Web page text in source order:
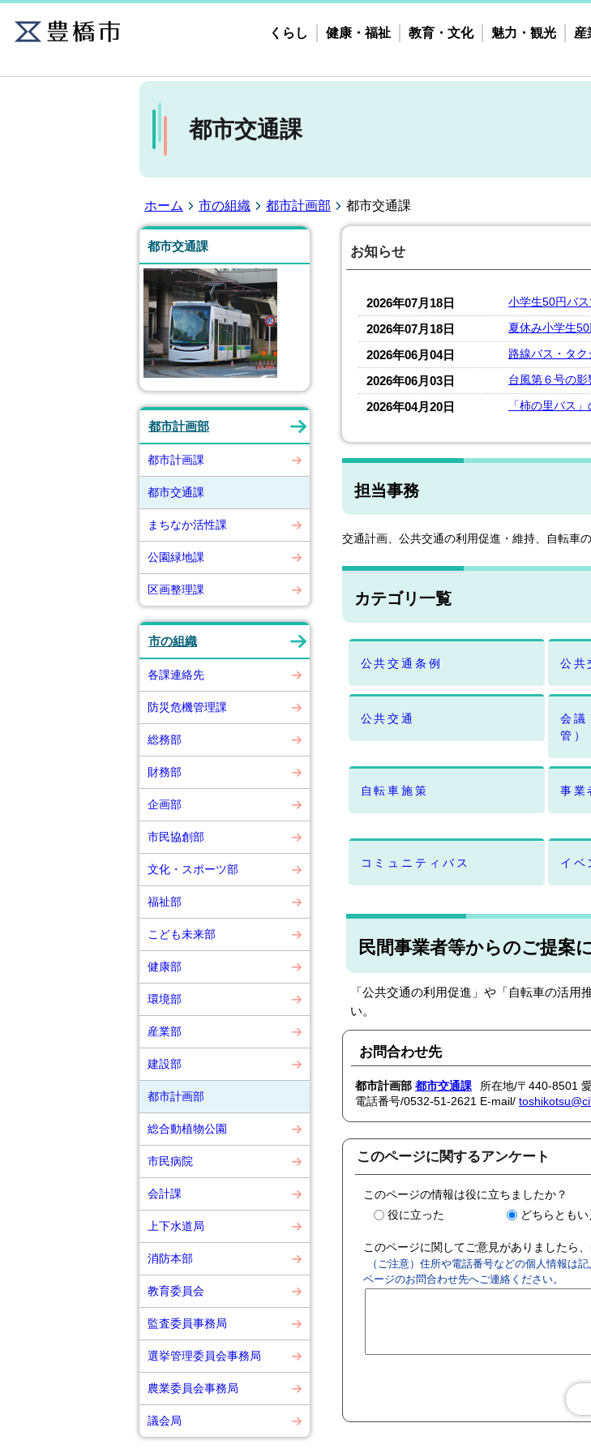
くらし 健康・福祉 教育・文化 魅力・観光 産
都市交通課
ホーム 市の組織 都市計画部 都市交通課
都市交通課
都市計画部
都市計画課
都市交通課
まちなか活性課
公園緑地課
区画整理課
市の組織
各課連絡先
防災危機管理課
総務部
財務部
企画部
市民協創部
文化・スポーツ部
福祉部
こども未来部
健康部
環境部
産業部
建設部
都市計画部
総合動植物公園
市民病院
会計課
上下水道局
消防本部
教育委員会
監査委員事務局
選挙管理委員会事務局
農業委員会事務局
議会局
お知らせ
2026年07月18日 小学生50円バ
2026年07月18日 夏休み小学生
2026年06月04日 路線バス・タク
2026年06月03日 台風第６号の
2026年04月20日 「柿の里バス
担当事務
交通計画、公共交通の利用促進・維持、自転車
カテゴリ一覧
公共交通条例 公共
公共交通
会議
管）
自転車施策 事業
コミュニティバス イベ
民間事業者等からのご提案
「公共交通の利用促進」や「自転車の活
い。
お問合わせ先
都市計画部 都市交通課
所在地/〒440-8501
電話番号/0532-51-2621 E-mail/
このページに関するアンケート
このページの情報は役に立ちましたか？
役に立った
どちらとも
このページに関してご意見がありましたら
（ご注意）住所や電話番号などの個人情報は
ページのお問合わせ先へご連絡ください。